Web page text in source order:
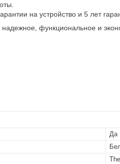
на устройство и 5 лет
функциональное и
Да